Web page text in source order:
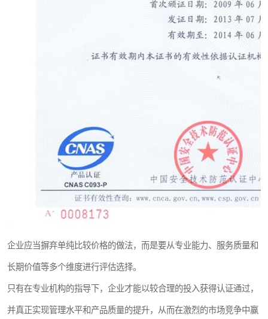
企业应当摒弃单纯比较价格的做法，而是要从专业能力、服务质量和
长期价值等多个维度进行评估选择。
只有在专业机构的指导下，企业才能以较合理的投入获得认证通过，
并真正实现管理水平和产品质量的提升，从而在激烈的市场竞争中赢